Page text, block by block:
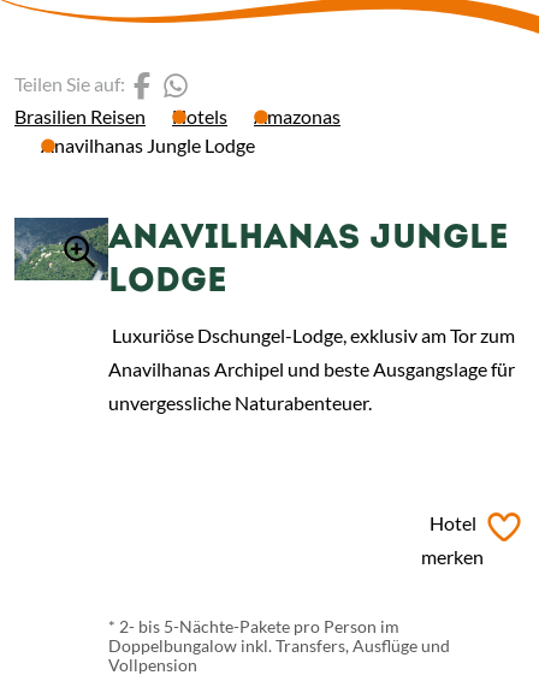
Brasilien Reisen Hotels
Amazonas
Anavilhanas Jungle Lodge
Teilen Sie auf: (Link öffnet einen neuen
ANAVILHANAS JUNGLE
LODGE
Luxuriöse Dschungel-Lodge, exklusiv am Tor zum
Anavilhanas Archipel und beste Ausgangslage für
unvergessliche Naturabenteuer.
Hotel
merken
* 2- bis 5-Nächte-Pakete pro Person im
Doppelbungalow inkl. Transfers, Ausflüge und
Vollpension